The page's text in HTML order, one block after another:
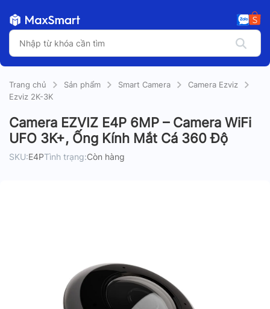
Trang chủ Sản phẩm Smart Camera
Camera Ezviz
Ezviz 2K-3K
Camera EZVIZ E4P 6MP – Camera WiFi
UFO 3K+, Ống Kính Mắt Cá 360 Độ
SKU:E4PTình trạng:Còn hàng